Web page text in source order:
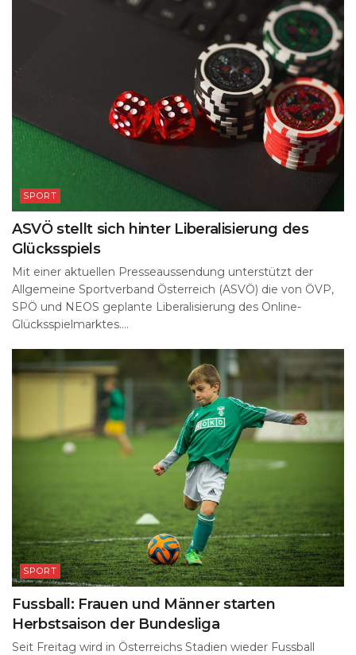
SPORT
ASVÖ stellt sich hinter Liberalisierung des
Glücksspiels
Mit einer aktuellen Presseaussendung unterstützt der
Allgemeine Sportverband Österreich (ASVÖ) die von ÖVP,
SPÖ und NEOS geplante Liberalisierung des Online-
Glücksspielmarktes....
SPORT
Fussball: Frauen und Männer starten
Herbstsaison der Bundesliga
Seit Freitag wird in Österreichs Stadien wieder Fussball